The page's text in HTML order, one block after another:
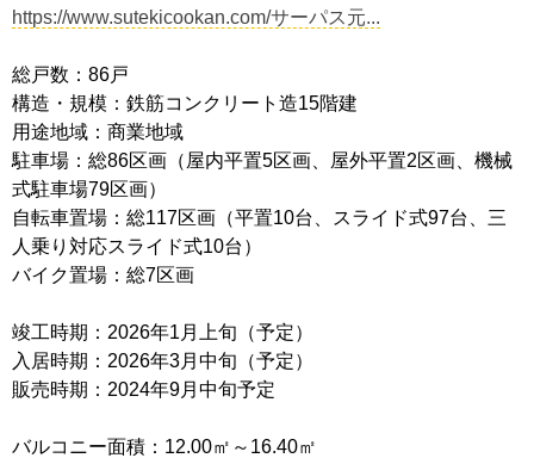
https://www.sutekicookan.com/サーパス元...
総戸数：86戸
構造・規模：鉄筋コンクリート造15階建
用途地域：商業地域
駐車場：総86区画（屋内平置5区画、屋外平置2区画、機械
式駐車場79区画）
自転車置場：総117区画（平置10台、スライド式97台、三
人乗り対応スライド式10台）
バイク置場：総7区画
竣工時期：2026年1月上旬（予定）
入居時期：2026年3月中旬（予定）
販売時期：2024年9月中旬予定
バルコニー面積：12.00㎡～16.40㎡